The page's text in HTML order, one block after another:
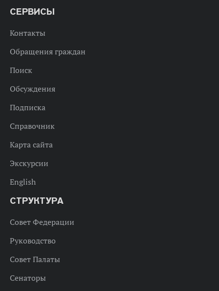
СЕРВИСЫ
Контакты
Обращения граждан
Поиск
Обсуждения
Подписка
Справочник
Карта сайта
Экскурсии
English
СТРУКТУРА
Совет Федерации
Руководство
Совет Палаты
Сенаторы